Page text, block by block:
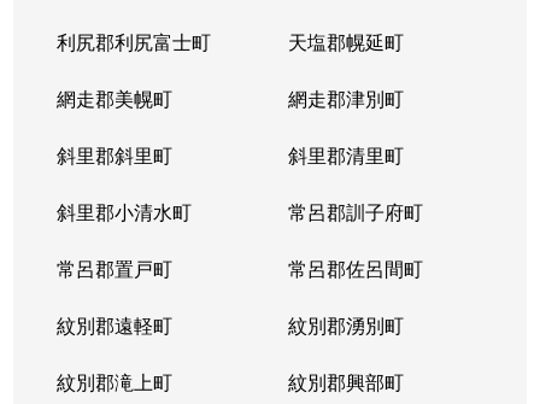
利尻郡利尻富士町 天塩郡幌延町
網走郡美幌町 網走郡津別町
斜里郡斜里町 斜里郡清里町
斜里郡小清水町 常呂郡訓子府町
常呂郡置戸町 常呂郡佐呂間町
紋別郡遠軽町 紋別郡湧別町
紋別郡滝上町 紋別郡興部町